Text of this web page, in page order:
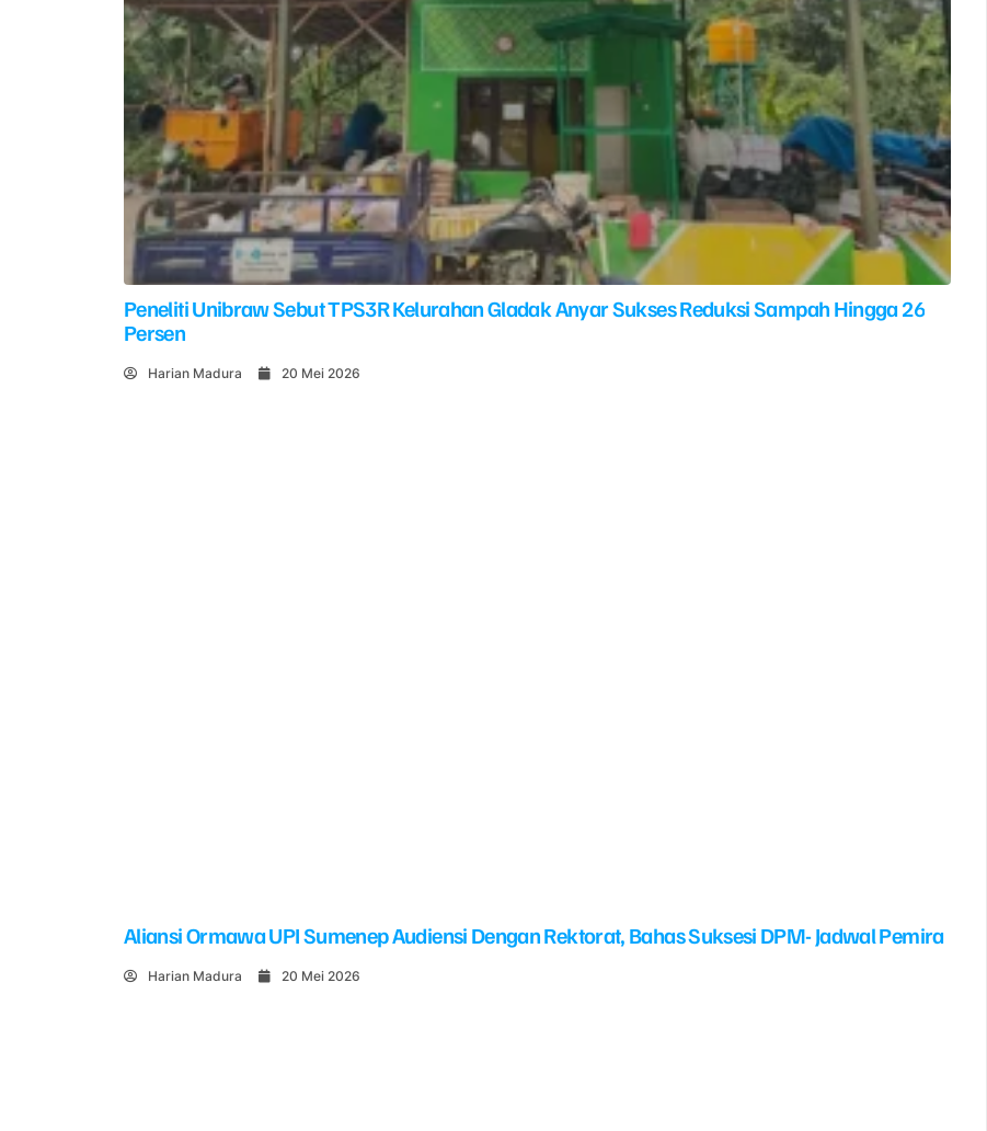
Peneliti Unibraw Sebut TPS3R Kelurahan Gladak Anyar Sukses Reduksi Sampah Hingga 26
Persen
Harian Madura 20 Mei 2026
Aliansi Ormawa UPI Sumenep Audiensi Dengan Rektorat, Bahas Suksesi DPM- Jadwal Pemira
Harian Madura 20 Mei 2026